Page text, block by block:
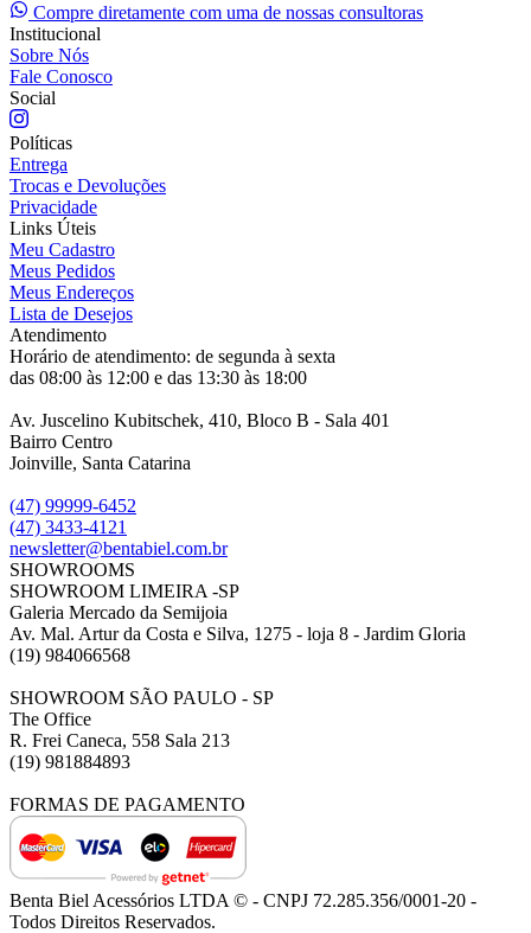
Compre diretamente com uma de nossas consultoras
Institucional
Sobre Nós
Fale Conosco
Social
Políticas
Entrega
Trocas e Devoluções
Privacidade
Links Úteis
Meu Cadastro
Meus Pedidos
Meus Endereços
Lista de Desejos
Atendimento
Horário de atendimento: de segunda à sexta
das 08:00 às 12:00 e das 13:30 às 18:00
Av. Juscelino Kubitschek, 410, Bloco B - Sala 401
Bairro Centro
Joinville, Santa Catarina
(47) 99999-6452
(47) 3433-4121
newsletter@bentabiel.com.br
SHOWROOMS
SHOWROOM LIMEIRA -SP
Galeria Mercado da Semijoia
Av. Mal. Artur da Costa e Silva, 1275 - loja 8 - Jardim Gloria
(19) 984066568
SHOWROOM SÃO PAULO - SP
The Office
R. Frei Caneca, 558 Sala 213
(19) 981884893
FORMAS DE PAGAMENTO
Benta Biel Acessórios LTDA © - CNPJ 72.285.356/0001-20 -
Todos Direitos Reservados.